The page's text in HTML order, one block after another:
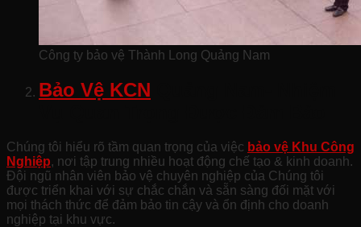
Công ty bảo vệ Thành Long Quảng Nam
Bảo Vệ KCN
Chúng tôi hiểu rõ tầm quan trọng của việc bảo vệ Khu Công
Nghiệp, nơi tập trung nhiều hoạt động chế tạo & kinh doanh.
Đội ngũ nhân viên bảo vệ chuyên nghiệp của Chúng tôi
được triển khai với sự chắc chắn và sẵn sàng đối mặt với
mọi thách thức để đảm bảo tin cậy và ổn định cho doanh
nghiệp tại khu vực.